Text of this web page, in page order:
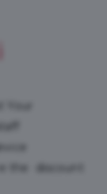
the discount